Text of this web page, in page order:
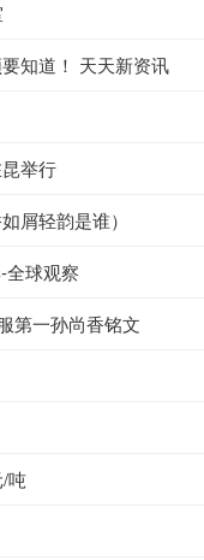
知道！ 天天新资讯
举行
屑轻韵是谁）
全球观察
第一孙尚香铭文
吨